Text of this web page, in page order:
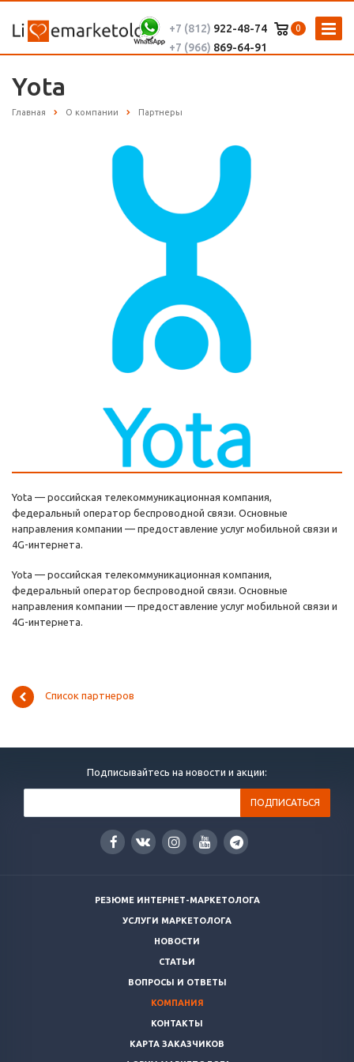
0
+7 (812) 922-48-74
+7 (966) 869-64-91
Yota
Главная О компании Партнеры
Yota — российская телекоммуникационная компания,
федеральный оператор беспроводной связи. Основные
направления компании — предоставление услуг мобильной связи и
4G-интернета.
Yota — российская телекоммуникационная компания,
федеральный оператор беспроводной связи. Основные
направления компании — предоставление услуг мобильной связи и
4G-интернета.
Список партнеров
Подписывайтесь на новости и акции:
РЕЗЮМЕ ИНТЕРНЕТ-МАРКЕТОЛОГА
УСЛУГИ МАРКЕТОЛОГА
НОВОСТИ
СТАТЬИ
ВОПРОСЫ И ОТВЕТЫ
КОМПАНИЯ
КОНТАКТЫ
КАРТА ЗАКАЗЧИКОВ